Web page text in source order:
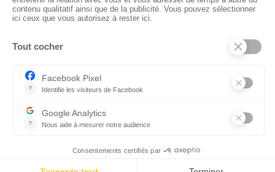
Conditions Générales de Vente
© 2024 Raizume. Tous droits réservés.